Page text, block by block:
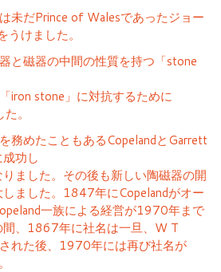
未だPrince of Walesであったジョー
けました。
と磁器の中間の性質を持つ「stone
iron stone」に対抗するために
。
務めたこともあるCopelandとGarrett
功し
ました。その後も新しい陶磁器の開
ました。1847年にCopelandがオー
一族による経営が1970年まで
間、1867年に社名は一旦、W T
れた後、1970年には再び社名が